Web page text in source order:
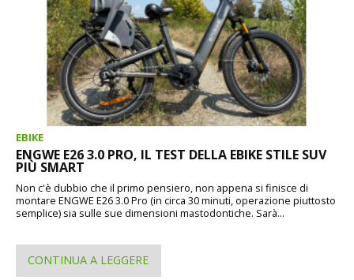
EBIKE
ENGWE E26 3.0 PRO, IL TEST DELLA EBIKE STILE SUV
PIÙ SMART
Non c'è dubbio che il primo pensiero, non appena si finisce di
montare ENGWE E26 3.0 Pro (in circa 30 minuti, operazione piuttosto
semplice) sia sulle sue dimensioni mastodontiche. Sarà...
CONTINUA A LEGGERE